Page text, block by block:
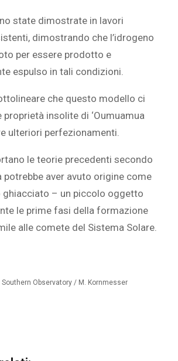
state dimostrate in lavori
dimostrando che l’idrogeno
per essere prodotto e
espulso in tali condizioni.
che questo modello ci
proprietà insolite di ‘Oumuamua
ulteriori perfezionamenti.
le teorie precedenti secondo
potrebbe aver avuto origine come
ghiacciato – un piccolo oggetto
le prime fasi della formazione
alle comete del Sistema Solare.
Observatory / M. Kornmesser